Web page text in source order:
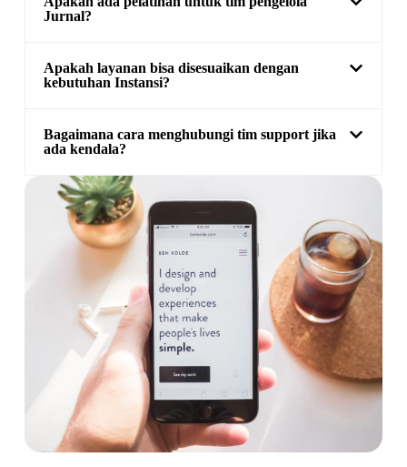
Jurnal?
Apakah layanan bisa disesuaikan dengan
kebutuhan Instansi?
Bagaimana cara menghubungi tim support jika
ada kendala?